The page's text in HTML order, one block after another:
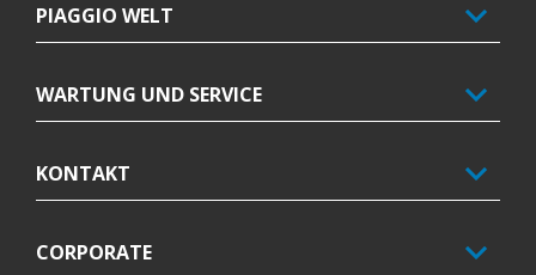
PIAGGIO WELT
WARTUNG UND SERVICE
KONTAKT
CORPORATE